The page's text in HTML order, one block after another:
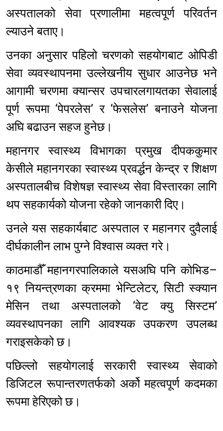
अस्पतालको सेवा प्रणालीमा महत्वपूर्ण परिवर्तन
ल्याउने बताए।
उनका अनुसार पहिलो चरणको सहयोगबाट ओपिडी
सेवा व्यवस्थापनमा उल्लेखनीय सुधार आउनेछ भने
आगामी चरणमा क्यान्सर उपचारलगायतका सेवालाई
पूर्ण रूपमा ‘पेपरलेस’ र ‘फेसलेस’ बनाउने योजना
अघि बढाउन सहज हुनेछ।
महानगर स्वास्थ्य विभागका प्रमुख दीपककुमार
केसीले महानगरका स्वास्थ्य प्रवर्द्धन केन्द्र र शिक्षण
अस्पतालबीच विशेषज्ञ स्वास्थ्य सेवा विस्तारका लागि
थप सहकार्यको योजना रहेको जानकारी दिए।
उनले यस सहकार्यबाट अस्पताल र महानगर दुवैलाई
दीर्घकालीन लाभ पुग्ने विश्वास व्यक्त गरे।
काठमाडौँ महानगरपालिकाले यसअघि पनि कोभिड–
१९ नियन्त्रणका क्रममा भेन्टिलेटर, सिटी स्क्यान
मेसिन तथा अस्पतालको ‘वेट क्यु सिस्टम’
व्यवस्थापनका लागि आवश्यक उपकरण उपलब्ध
गराइसकेको छ।
पछिल्लो सहयोगलाई सरकारी स्वास्थ्य सेवाको
डिजिटल रूपान्तरणतर्फको अर्को महत्वपूर्ण कदमका
रूपमा हेरिएको छ।